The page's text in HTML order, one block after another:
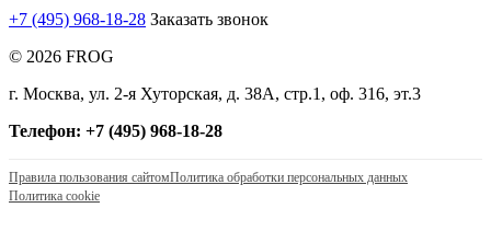
+7 (495) 968-18-28 Заказать звонок
© 2026 FROG
г. Москва, ул. 2-я Хуторская, д. 38А, стр.1, оф. 316, эт.3
Телефон: +7 (495) 968-18-28
Правила пользования сайтомПолитика обработки персональных данных
Политика cookie